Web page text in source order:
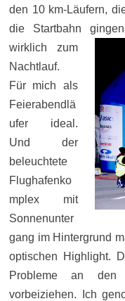
den 10 km-Läufern,
die Startbahn
wirklich zum
Nachtlauf.
Für mich als
Feierabendlä
ufer ideal.
Und der
beleuchtete
Flughafenko
mplex mit
Sonnenunter
gang im Hintergrund
optischen Highlight.
Probleme an den
vorbeiziehen. Ich